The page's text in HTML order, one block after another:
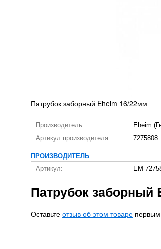
Патрубок заборный Eheim 16/22мм
Производитель
Eheim
Артикул производителя
7275808
ПРОИЗВОДИТЕЛЬ
Артикул:
EM-
Патрубок заборный
Оставьте отзыв об этом товаре первым!